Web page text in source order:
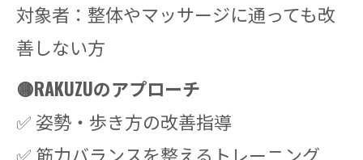
対象者：整体やマッサージに通っても改
善しない方
🟡RAKUZUのアプローチ
✅ 姿勢・歩き方の改善指導
✅ 筋力バランスを整えるトレーニング